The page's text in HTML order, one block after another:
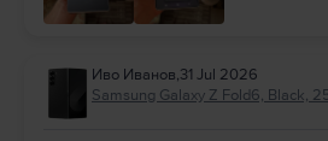
Иво Иванов,31 Jul 2026
Samsung Galaxy Z Fold6, Black,